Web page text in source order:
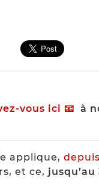
vous ici 📧 à
applique,
et ce,